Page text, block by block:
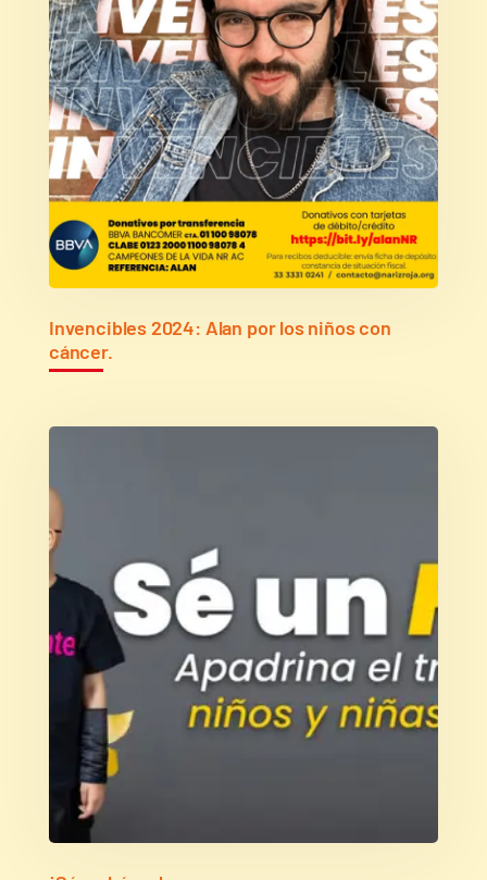
Invencibles 2024: Alan por los niños con
cáncer.